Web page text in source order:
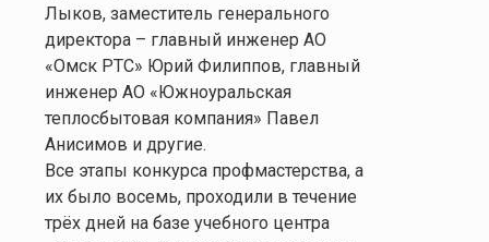
Лыков, заместитель генерального
директора – главный инженер АО
«Омск РТС» Юрий Филиппов, главный
инженер АО «Южноуральская
теплосбытовая компания» Павел
Анисимов и другие.
Все этапы конкурса профмастерства, а
их было восемь, проходили в течение
трёх дней на базе учебного центра